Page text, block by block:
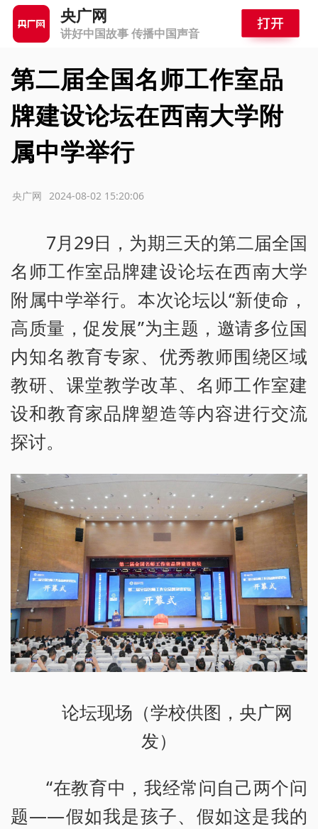
央广网
讲好中国故事 传播中国声音
第二届全国名师工作室品
牌建设论坛在西南大学附
属中学举行
2024-08-02 15:20:06
央广网
7月29日，为期三天的第二届全国
名师工作室品牌建设论坛在西南大学
附属中学举行。本次论坛以“新使命，
高质量，促发展”为主题，邀请多位国
内知名教育专家、优秀教师围绕区域
教研、课堂教学改革、名师工作室建
设和教育家品牌塑造等内容进行交流
探讨。
论坛现场（学校供图，央广网
发）
“在教育中，我经常问自己两个问
题——假如我是孩子、假如这是我的